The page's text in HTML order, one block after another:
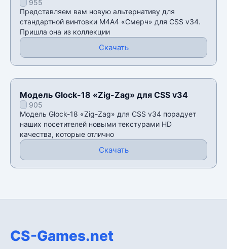
955
Представляем вам новую альтернативу для
стандартной винтовки М4А4 «Смерч» для CSS v34.
Пришла она из коллекции
Скачать
Модель Glock-18 «Zig-Zag» для CSS v34
905
Модель Glock-18 «Zig-Zag» для CSS v34 порадует
наших посетителей новыми текстурами HD
качества, которые отлично
Скачать
CS-Games.net